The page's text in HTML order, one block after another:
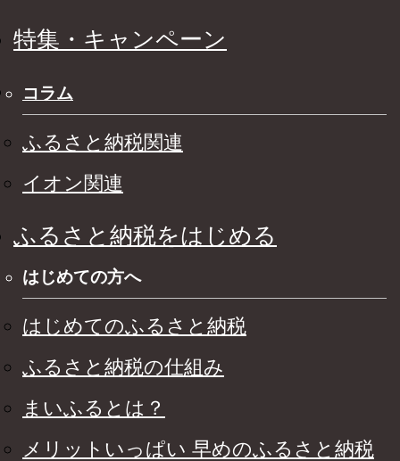
特集・キャンペーン
コラム
ふるさと納税関連
イオン関連
ふるさと納税をはじめる
はじめての方へ
はじめてのふるさと納税
ふるさと納税の仕組み
まいふるとは？
メリットいっぱい 早めのふるさと納税